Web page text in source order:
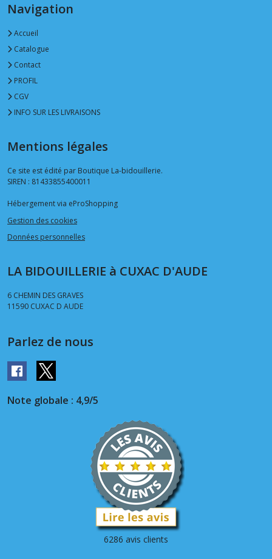
Navigation
Accueil
Catalogue
Contact
PROFIL
CGV
INFO SUR LES LIVRAISONS
Mentions légales
Ce site est édité par Boutique La-bidouillerie.
SIREN : 81433855400011
Hébergement via eProShopping
Gestion des cookies
Données personnelles
LA BIDOUILLERIE à CUXAC D'AUDE
6 CHEMIN DES GRAVES
11590 CUXAC D AUDE
Parlez de nous
Note globale : 4,9/5
6286 avis clients